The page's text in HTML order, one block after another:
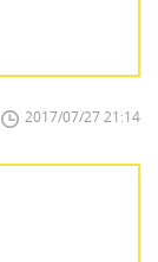
2017/07/27 21:14